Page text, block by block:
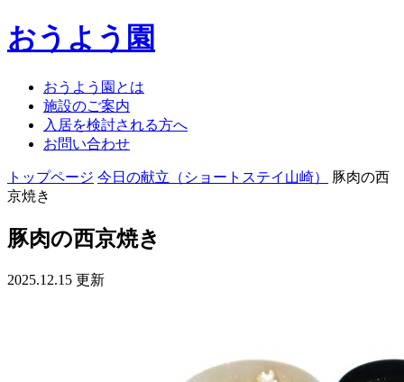
おうよう園
おうよう園とは
施設のご案内
入居を検討される方へ
お問い合わせ
トップページ 今日の献立（ショートステイ山崎）
豚肉の西
京焼き
豚肉の西京焼き
2025.12.15 更新